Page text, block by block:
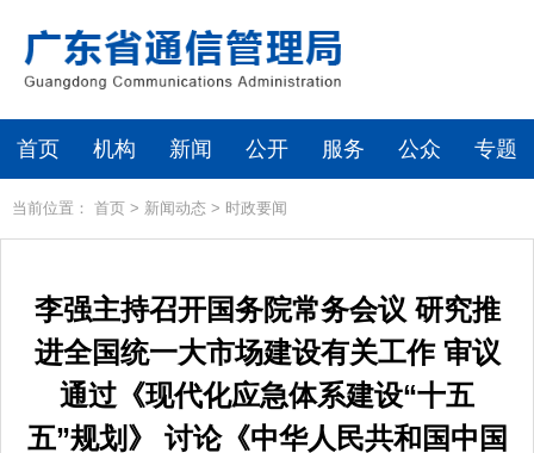
首页 机构 新闻 公开 服务 公众 专题
当前位置： 首页 > 新闻动态 > 时政要闻
李强主持召开国务院常务会议 研究推
进全国统一大市场建设有关工作 审议
通过《现代化应急体系建设“十五
五”规划》 讨论《中华人民共和国中国